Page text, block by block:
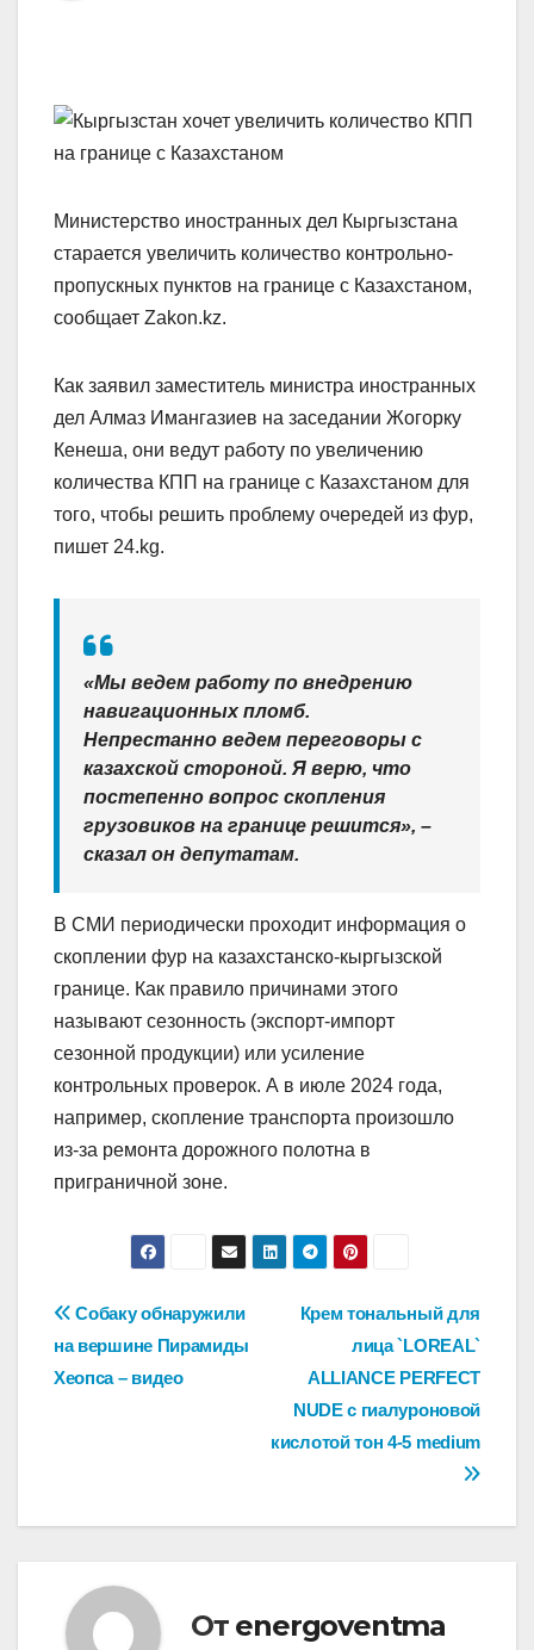
Министерство иностранных дел Кыргызстана
старается увеличить количество контрольно-
пропускных пунктов на границе с Казахстаном,
сообщает Zakon.kz.
Как заявил заместитель министра иностранных
дел Алмаз Имангазиев на заседании Жогорку
Кенеша, они ведут работу по увеличению
количества КПП на границе с Казахстаном для
того, чтобы решить проблему очередей из фур,
пишет 24.kg.
«Мы ведем работу по внедрению
навигационных пломб.
Непрестанно ведем переговоры с
казахской стороной. Я верю, что
постепенно вопрос скопления
грузовиков на границе решится», –
сказал он депутатам.
В СМИ периодически проходит информация о
скоплении фур на казахстанско-кыргызской
границе. Как правило причинами этого
называют сезонность (экспорт-импорт
сезонной продукции) или усиление
контрольных проверок. А в июле 2024 года,
например, скопление транспорта произошло
из-за ремонта дорожного полотна в
приграничной зоне.
Навигация
по
Крем тональный для
лица `LOREAL`
ALLIANCE PERFECT
NUDE с гиалуроновой
кислотой тон 4-5 medium
Собаку обнаружили
на вершине Пирамиды
Хеопса – видео
От energoventma